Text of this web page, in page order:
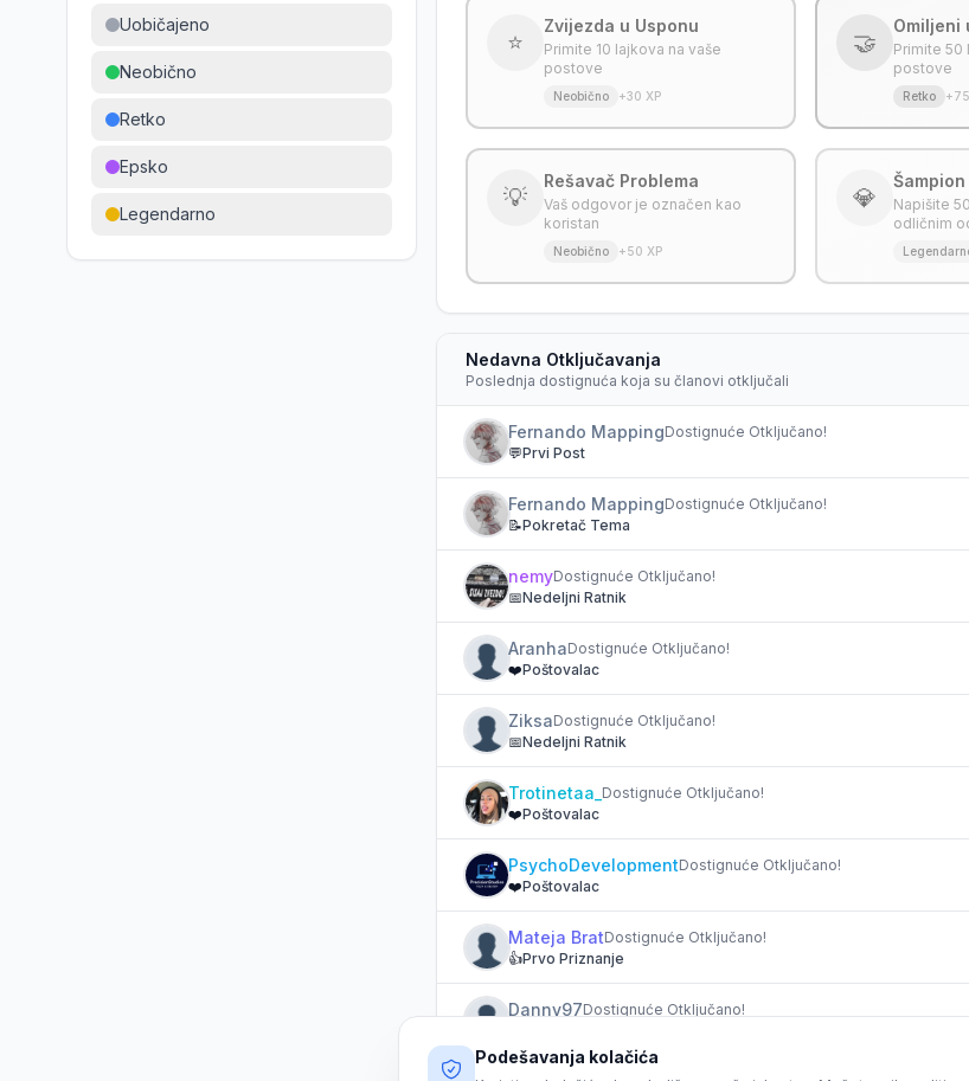
Uobičajeno
Neobično
Retko
Epsko
Legendarno
⭐
Zvijezda u Usponu
Primite 10 lajkova na vaše
postove
Neobično +30 XP
🤝
Omiljeni
Primite 50
postove
Retko
💡
Rešavač Problema
Vaš odgovor je označen kao
koristan
Neobično +50 XP
💎
Napišite
odličnim
Nedavna Otključavanja
Poslednja dostignuća koja su članovi otključali
Fernando MappingDostignuće Otključano!
💬Prvi Post
Fernando MappingDostignuće Otključano!
📝Pokretač Tema
nemyDostignuće Otključano!
📅Nedeljni Ratnik
AranhaDostignuće Otključano!
❤️Poštovalac
ZiksaDostignuće Otključano!
📅Nedeljni Ratnik
Trotinetaa_ Dostignuće Otključano!
❤️Poštovalac
PsychoDevelopmentDostignuće Otključano!
❤️Poštovalac
Mateja BratDostignuće Otključano!
👍Prvo Priznanje
Danny97Dostignuće Otključano!
Podešavanja kolačića